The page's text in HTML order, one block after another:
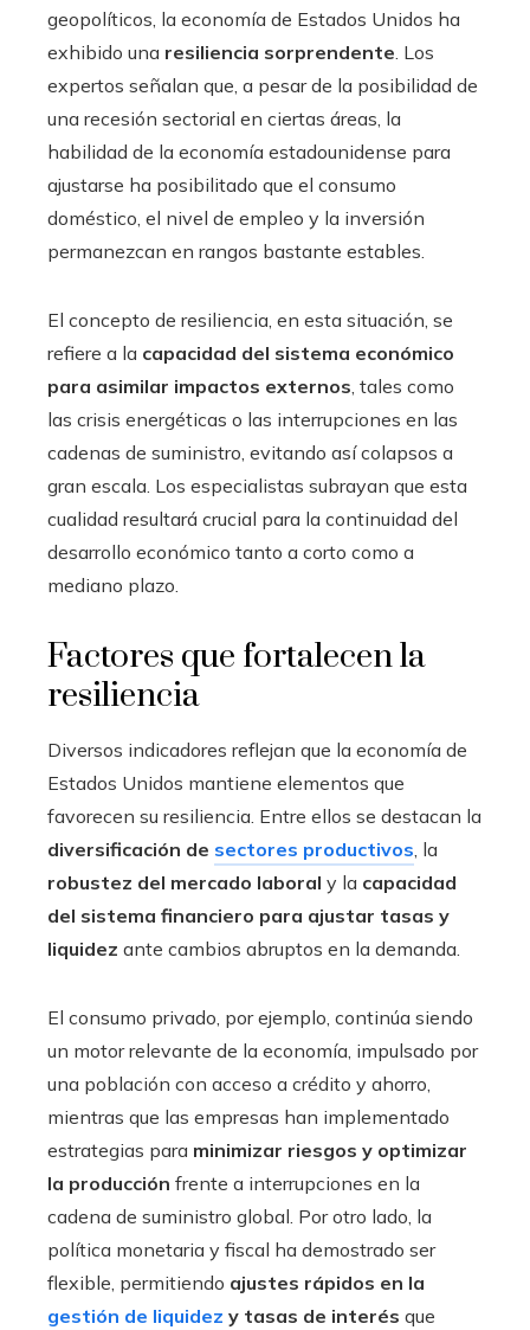
geopolíticos, la economía de Estados Unidos ha
exhibido una resiliencia sorprendente. Los
expertos señalan que, a pesar de la posibilidad de
una recesión sectorial en ciertas áreas, la
habilidad de la economía estadounidense para
ajustarse ha posibilitado que el consumo
doméstico, el nivel de empleo y la inversión
permanezcan en rangos bastante estables.
El concepto de resiliencia, en esta situación, se
refiere a la capacidad del sistema económico
para asimilar impactos externos, tales como
las crisis energéticas o las interrupciones en las
cadenas de suministro, evitando así colapsos a
gran escala. Los especialistas subrayan que esta
cualidad resultará crucial para la continuidad del
desarrollo económico tanto a corto como a
mediano plazo.
Factores que fortalecen la
resiliencia
Diversos indicadores reflejan que la economía de
Estados Unidos mantiene elementos que
favorecen su resiliencia. Entre ellos se destacan la
diversificación de sectores productivos, la
robustez del mercado laboral y la capacidad
del sistema financiero para ajustar tasas y
liquidez ante cambios abruptos en la demanda.
El consumo privado, por ejemplo, continúa siendo
un motor relevante de la economía, impulsado por
una población con acceso a crédito y ahorro,
mientras que las empresas han implementado
estrategias para minimizar riesgos y optimizar
la producción frente a interrupciones en la
cadena de suministro global. Por otro lado, la
política monetaria y fiscal ha demostrado ser
flexible, permitiendo ajustes rápidos en la
gestión de liquidez y tasas de interés que